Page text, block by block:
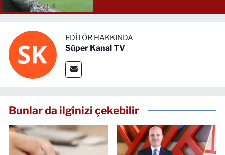
EDITÖR HAKKINDA
Süper Kanal TV
Bunlar da ilginizi çekebilir